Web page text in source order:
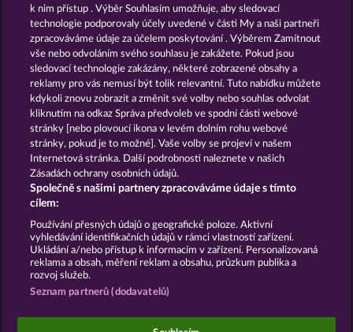
Majestic King Duck Shooter
Podmínky Prohlášení o Soukromí a Cookies
Kontakt Společnost Časté dotazy
Podat Žádost o Odstoupení
Sociální kasinové hry jsou určeny výhradně k
k nim přístup . Výběr Souhlasím umožňuje, aby sledovací
technologie podporovaly účely uvedené v části My a naši partneři
zpracováváme údaje za účelem poskytování . Výběrem Zamítnout
vše nebo odvoláním svého souhlasu je zakážete. Pokud jsou
sledovací technologie zakázány, některé zobrazené obsahy a
reklamy pro vás nemusí být tolik relevantní. Tuto nabídku můžete
kdykoli znovu zobrazit a změnit své volby nebo souhlas odvolat
kliknutím na odkaz Správa předvoleb ve spodní části webové
stránky [nebo plovoucí ikona v levém dolním rohu webové
stránky, pokud je to možné]. Vaše volby se projeví v našem
Internetová stránka. Další podrobnosti naleznete v našich
Zásadách ochrany osobních údajů.
Společně s našimi partnery zpracováváme údaje s tímto
cílem:
Používání přesných údajů o geografické poloze. Aktivní
vyhledávání identifikačních údajů v rámci vlastností zařízení.
Ukládání a/nebo přístup k informacím v zařízení. Personalizovaná
reklama a obsah, měření reklam a obsahu, průzkum publika a
rozvoj služeb.
Seznam partnerů (dodavatelů)